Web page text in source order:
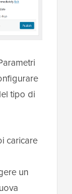
tipo di
caricare
un